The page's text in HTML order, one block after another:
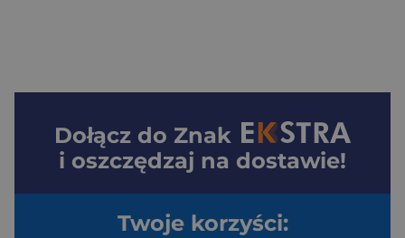
Dołącz do Znak
i oszczędzaj na dostawie!
Twoje korzyści: